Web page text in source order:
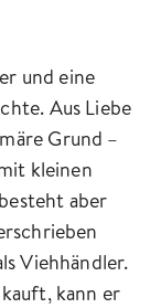
und eine
Aus Liebe
Grund –
kleinen
aber
Viehhändler.
kann er